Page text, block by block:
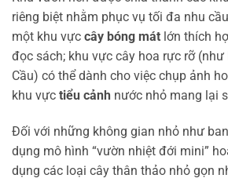
riêng biệt nhằm phục vụ tối đa nhu
một khu vực cây bóng mát lớn thích
đọc sách; khu vực cây hoa rực rỡ (như
Cầu) có thể dành cho việc chụp ảnh
khu vực tiểu cảnh nước nhỏ mang lại
Đối với những không gian nhỏ như
dụng mô hình “vườn nhiệt đới mini”
dụng các loại cây thân thảo nhỏ gọn